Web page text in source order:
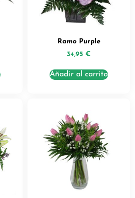
Ramo Purple
34,95 €
Añadir al carrito